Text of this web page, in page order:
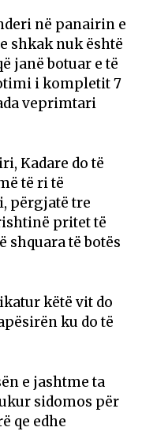
në panairin e
shkak nuk është
janë botuar e të
i kompletit 7
veprimtari
Kadare do të
të ri të
përgjatë tre
pritet të
shquara të botës
këtë vit do
ku do të
e jashtme ta
sidomos për
qe edhe